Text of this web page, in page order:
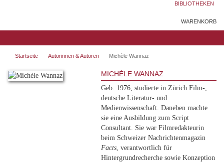
BIBLIOTHEKEN
WARENKORB
Startseite Autorinnen & Autoren Michèle Wannaz
MICHÈLE WANNAZ
Geb. 1976, studierte in Zürich Film-,
deutsche Literatur- und
Medienwissenschaft. Daneben machte
sie eine Ausbildung zum Script
Consultant. Sie war Filmredakteurin
beim Schweizer Nachrichtenmagazin
Facts, verantwortlich für
Hintergrundrecherche sowie Konzeption